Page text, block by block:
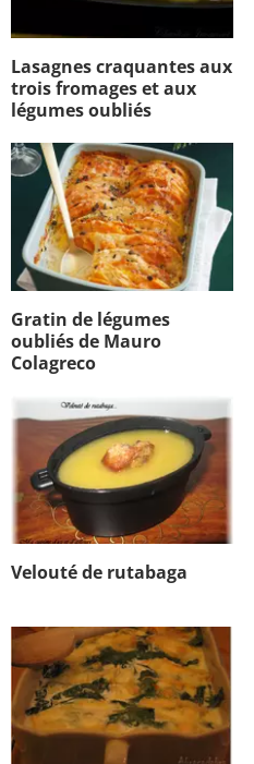
Lasagnes craquantes aux
trois fromages et aux
légumes oubliés
Gratin de légumes
oubliés de Mauro
Colagreco
Velouté de rutabaga